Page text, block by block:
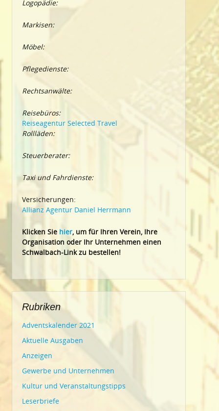
Logopädie:
Markisen:
Möbel:
Pflegedienste:
Rechtsanwälte:
Reisebüros:
Reiseagentur Selected Travel
Rollläden:
Steuerberater:
Taxi und Fahrdienste:
Versicherungen:
Allianz Agentur Daniel Herrmann
Klicken Sie hier, um für Ihren Verein, Ihre
Organisation oder Ihr Unternehmen einen
Schwalbach-Link zu bestellen!
Rubriken
Adventskalender 2021
Aktuelle Ausgaben
Anzeigen
Gewerbe und Unternehmen
Kultur und Veranstaltungstipps
Leserbriefe